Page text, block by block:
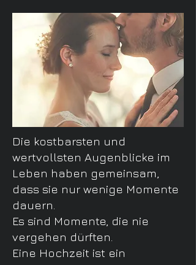
Die kostbarsten und
wertvollsten Augenblicke im
Leben haben gemeinsam,
dass sie nur wenige Momente
dauern.
Es sind Momente, die nie
vergehen dürften.
Eine Hochzeit ist ein